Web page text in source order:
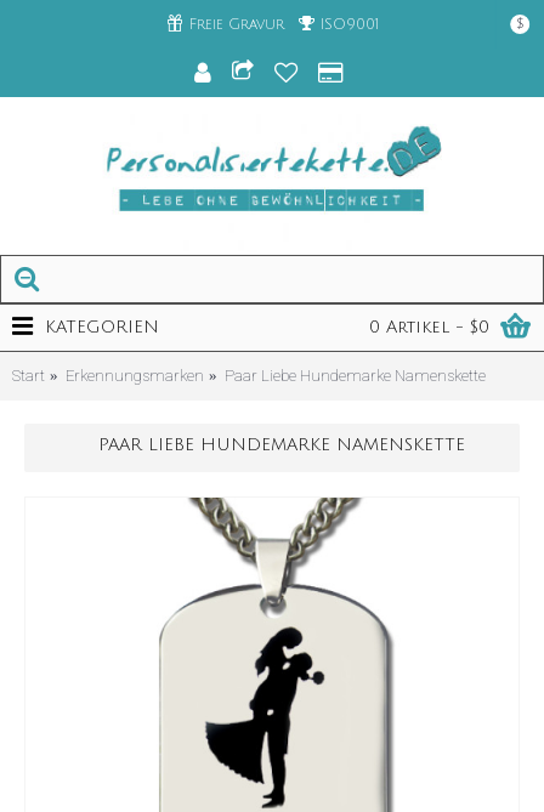
Freie Gravur ISO9001 $
0 Artikel - $0
KATEGORIEN
Start Erkennungsmarken Paar Liebe Hundemarke Namenskette
PAAR LIEBE HUNDEMARKE NAMENSKETTE